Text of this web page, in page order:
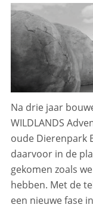
Na drie jaar
WILDLANDS
oude Dierenpark
daarvoor in de
gekomen zoals
hebben. Met de
een nieuwe fase